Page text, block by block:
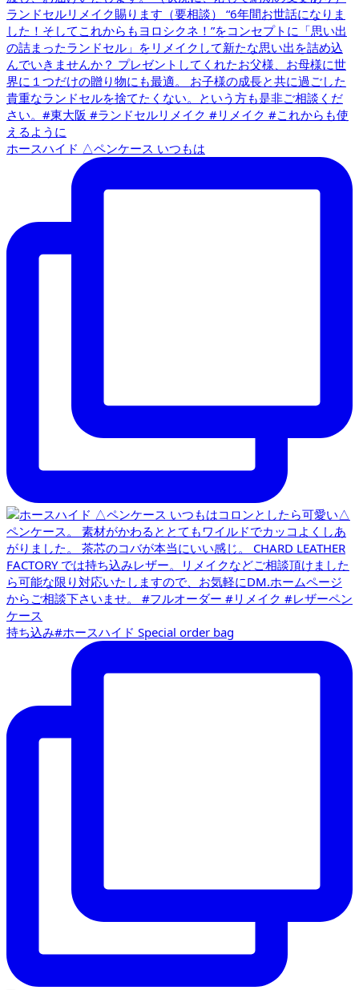
ホースハイド △ペンケース いつもは
持ち込み#ホースハイド Special order bag